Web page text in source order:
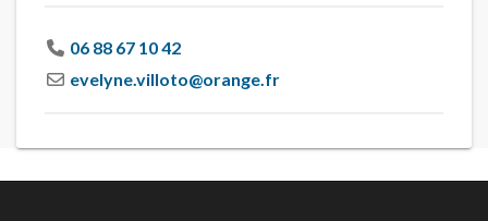
06 88 67 10 42
evelyne.villoto@orange.fr